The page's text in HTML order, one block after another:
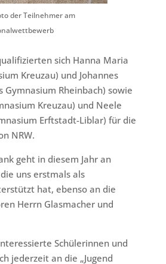
der Teilnehmer am
sich Hanna Maria
Kreuzau) und Johannes
Gymnasium Rheinbach) sowie
Kreuzau) und Neele
Erftstadt-Liblar) für die
NRW.
geht in diesem Jahr an
uns erstmals als
hat, ebenso an die
Herrn Glasmacher und
Schülerinnen und
jederzeit an die „Jugend